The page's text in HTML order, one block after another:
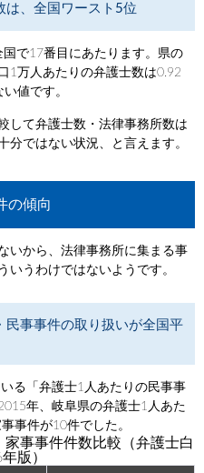
は、全国ワースト5位
で17番目にあたります。県の
1万人あたりの弁護士数は0.92
値です。
して弁護士数・法律事務所数は
分ではない状況、と言えます。
の傾向
いから、法律事務所に集まる事
いうわけではないようです。
民事事件の取り扱いが全国平
る「弁護士1人あたりの民事事
年、岐阜県の弁護士1人あた
事件が10件でした。
事事件件数比較（弁護士白
版）